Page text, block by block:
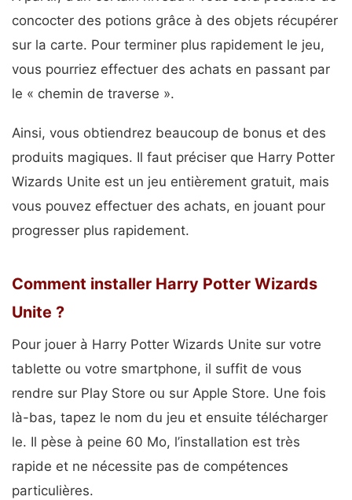
concocter des potions grâce à des objets récupérer
sur la carte. Pour terminer plus rapidement le jeu,
vous pourriez effectuer des achats en passant par
le « chemin de traverse ».
Ainsi, vous obtiendrez beaucoup de bonus et des
produits magiques. Il faut préciser que Harry Potter
Wizards Unite est un jeu entièrement gratuit, mais
vous pouvez effectuer des achats, en jouant pour
progresser plus rapidement.
Comment installer Harry Potter Wizards
Unite ?
Pour jouer à Harry Potter Wizards Unite sur votre
tablette ou votre smartphone, il suffit de vous
rendre sur Play Store ou sur Apple Store. Une fois
là-bas, tapez le nom du jeu et ensuite télécharger
le. Il pèse à peine 60 Mo, l’installation est très
rapide et ne nécessite pas de compétences
particulières.